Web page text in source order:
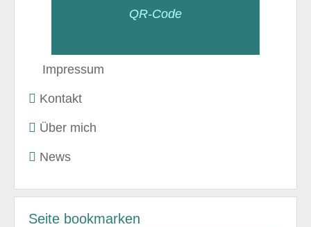
QR-Code
Impressum
Kontakt
Über mich
News
Seite bookmarken